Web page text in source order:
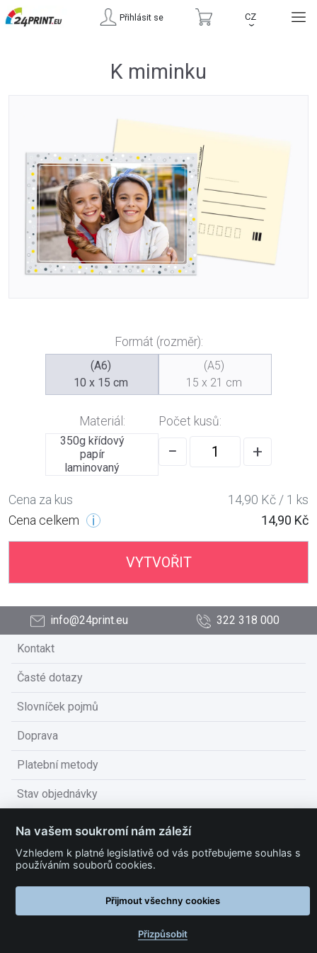
Přihlásit se CZ
›
K miminku
Formát (rozměr):
(A6)
10 x 15 cm
(A5)
15 x 21 cm
Materiál:
350g křídový
papír
laminovaný
Počet kusů:
− +
Cena za kus
14,90 Kč / 1 ks
Cena celkem
14,90 Kč
VYTVOŘIT
info@24print.eu 322 318 000
Kontakt
Časté dotazy
Slovníček pojmů
Doprava
Platební metody
Stav objednávky
Obchodní podmínky
Technické podmínky
Na vašem soukromí nám záleží
Vzhledem k platné legislativě od vás potřebujeme souhlas s
používáním souborů cookies.
Přijmout všechny cookies
Přizpůsobit